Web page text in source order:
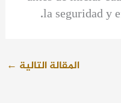
la seguridad y
المقالة التالية ←